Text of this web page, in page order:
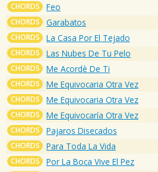
CHORDS Feo
CHORDS Garabatos
CHORDS La Casa Por El Tejado
CHORDS Las Nubes De Tu Pelo
CHORDS Me Acordè De Ti
CHORDS Me Equivocaria Otra Vez
CHORDS Me Equivocaria Otra Vez
CHORDS Me Equivocaría Otra Vez
CHORDS Pajaros Disecados
CHORDS Para Toda La Vida
CHORDS Por La Boca Vive El Pez